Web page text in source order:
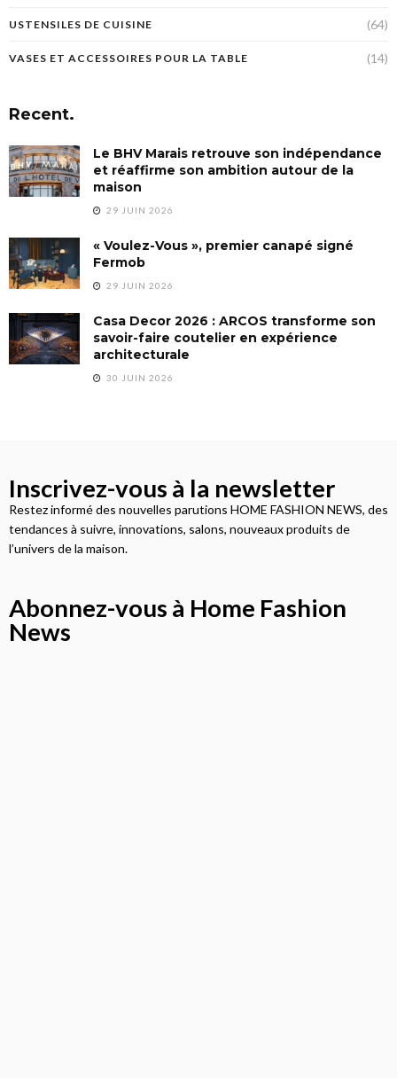
USTENSILES DE CUISINE (64)
VASES ET ACCESSOIRES POUR LA TABLE (14)
Recent.
Le BHV Marais retrouve son indépendance
et réaffirme son ambition autour de la
maison
29 JUIN 2026
« Voulez-Vous », premier canapé signé
Fermob
29 JUIN 2026
Casa Decor 2026 : ARCOS transforme son
savoir-faire coutelier en expérience
architecturale
30 JUIN 2026
Inscrivez-vous à la newsletter
Restez informé des nouvelles parutions HOME FASHION NEWS, des
tendances à suivre, innovations, salons, nouveaux produits de
l’univers de la maison.
Abonnez-vous à Home Fashion
News